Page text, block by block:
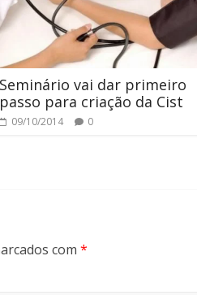
Seminário vai dar primeiro
passo para criação da Cist
09/10/2014 0
com *